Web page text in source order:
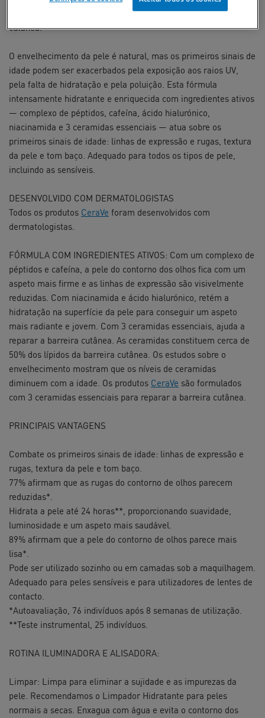
proporciona um aspeto mais firme e jovem, e repara a barreira
cutânea.
O envelhecimento da pele é natural, mas os primeiros sinais de
idade podem ser exacerbados pela exposição aos raios UV,
pela falta de hidratação e pela poluição. Esta fórmula
intensamente hidratante e enriquecida com ingredientes ativos
— complexo de péptidos, cafeína, ácido hialurónico,
niacinamida e 3 ceramidas essenciais — atua sobre os
primeiros sinais de idade: linhas de expressão e rugas, textura
da pele e tom baço. Adequado para todos os tipos de pele,
incluindo as sensíveis.
DESENVOLVIDO COM DERMATOLOGISTAS
Todos os produtos CeraVe foram desenvolvidos com
dermatologistas.
FÓRMULA COM INGREDIENTES ATIVOS: Com um complexo de
péptidos e cafeína, a pele do contorno dos olhos fica com um
aspeto mais firme e as linhas de expressão são visivelmente
reduzidas. Com niacinamida e ácido hialurónico, retém a
hidratação na superfície da pele para conseguir um aspeto
mais radiante e jovem. Com 3 ceramidas essenciais, ajuda a
reparar a barreira cutânea. As ceramidas constituem cerca de
50% dos lípidos da barreira cutânea. Os estudos sobre o
envelhecimento mostram que os níveis de ceramidas
diminuem com a idade. Os produtos CeraVe são formulados
com 3 ceramidas essenciais para reparar a barreira cutânea.
​PRINCIPAIS VANTAGENS
Combate os primeiros sinais de idade: linhas de expressão e
rugas, textura da pele e tom baço.
​77% afirmam que as rugas do contorno de olhos parecem
reduzidas*.​
Hidrata a pele até 24 horas**, proporcionando suavidade,
luminosidade e um aspeto mais saudável.​
89% afirmam que a pele do contorno de olhos parece mais
lisa*.​
Pode ser utilizado sozinho ou em camadas sob a maquilhagem.​
Adequado para peles sensíveis e para utilizadores de lentes de
contacto.​
*Autoavaliação, 76 indivíduos após 8 semanas de utilização.
**Teste instrumental, 25 indivíduos.
​ROTINA ILUMINADORA E ALISADORA:
Limpar: Limpa para eliminar a sujidade e as impurezas da
pele. Recomendamos o Limpador Hidratante para peles
normais a secas. Enxagua com água e evita o contorno dos